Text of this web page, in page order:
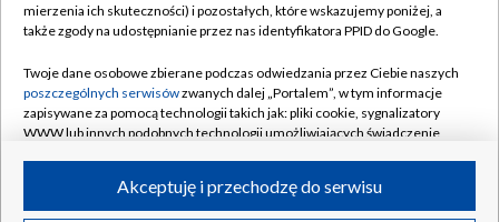
Naziemna Telewizja Cyfrowa
Rada Programowa
System NOS
Informacje o nadawcy
Program dla prasy
Pomoc
Kontakt
Kanały
mierzenia ich skuteczności) i pozostałych, które wskazujemy poniżej, a
także zgody na udostępnianie przez nas identyfikatora PPID do Google.
Twoje dane osobowe zbierane podczas odwiedzania przez Ciebie naszych
poszczególnych serwisówzwanych dalej „Portalem”, w tym informacje
zapisywane za pomocą technologii takich jak: pliki cookie, sygnalizatory
WWW lub innych podobnych technologii umożliwiających świadczenie
ruchu w Internecie.Akceptuję i przechodzę do serwisu